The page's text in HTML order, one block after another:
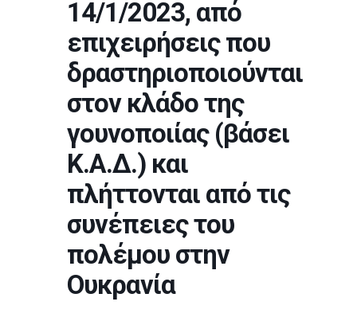
14/1/2023, από
επιχειρήσεις που
δραστηριοποιούνται
στον κλάδο της
γουνοποιίας (βάσει
Κ.Α.Δ.) και
πλήττονται από τις
συνέπειες του
πολέμου στην
Ουκρανία